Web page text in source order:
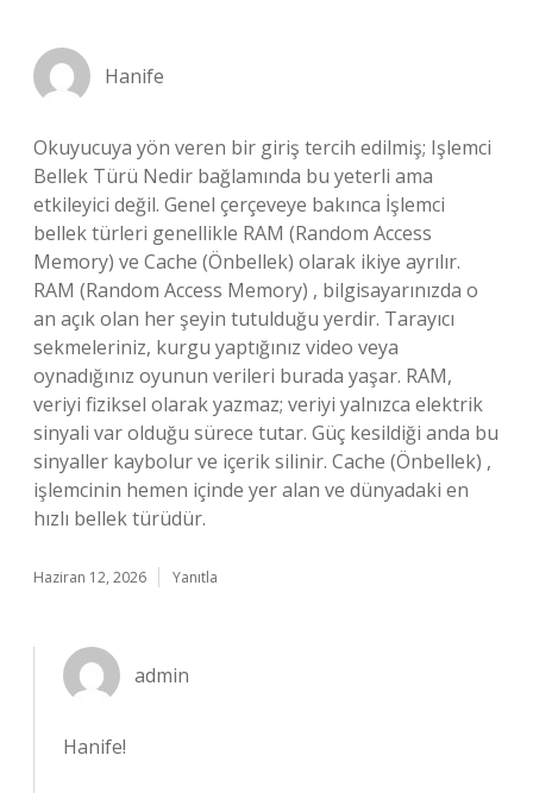
Hanife
Okuyucuya yön veren bir giriş tercih edilmiş; Işlemci
Bellek Türü Nedir bağlamında bu yeterli ama
etkileyici değil. Genel çerçeveye bakınca İşlemci
bellek türleri genellikle RAM (Random Access
Memory) ve Cache (Önbellek) olarak ikiye ayrılır.
RAM (Random Access Memory) , bilgisayarınızda o
an açık olan her şeyin tutulduğu yerdir. Tarayıcı
sekmeleriniz, kurgu yaptığınız video veya
oynadığınız oyunun verileri burada yaşar. RAM,
veriyi fiziksel olarak yazmaz; veriyi yalnızca elektrik
sinyali var olduğu sürece tutar. Güç kesildiği anda bu
sinyaller kaybolur ve içerik silinir. Cache (Önbellek) ,
işlemcinin hemen içinde yer alan ve dünyadaki en
hızlı bellek türüdür.
Haziran 12, 2026 Yanıtla
admin
Hanife!